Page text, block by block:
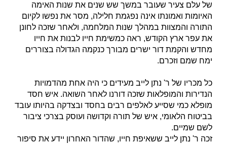
של עלם צעיר שעובר במשך שש שנים את שנות האימה
האיומות ואמונתו אינה נפגמת חלילה, מסר את נפשו לקיום
התורה והמצוות במהלך שנות המלחמה, ולאחר שזכה לחונן
את עפר ארץ הקודש, ראה כמשימת חייו לבנות את חייו
מחדש והקמת דור ישרים מבורך כנקמה הגדולה בצוררים
ימח שמם וזכרם.
כל מכריו של ר' נתן לייב מעידים כי היה אחת מהדמויות
הנדירות והמופלאות שזכה דורנו לאחר השואה. איש חסד
מופלא כמי שסייע לאלפים רבים בחסד ובצדקה בהיותו עובד
בביטוח הלאומי, איש של תורה וקדושה ועוסק בצרכי ציבור
לשם שמיים.
זכה ר' נתן לייב ששאיפת חייו, שהדור האחרון יידע את סיפור